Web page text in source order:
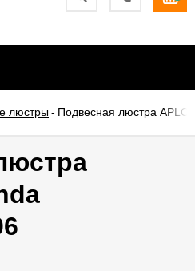
люстры- Подвесная люстра